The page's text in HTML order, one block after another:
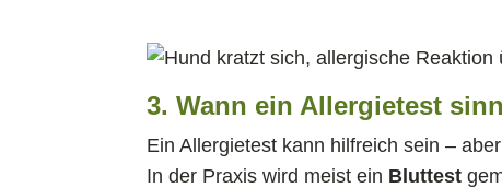
3. Wann ein Allergietest
Ein Allergietest kann hilfreich sein –
In der Praxis wird meist ein Bluttest